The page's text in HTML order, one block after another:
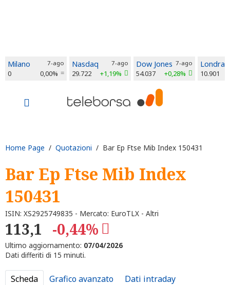
Milano 7-ago
0 0,00%
Nasdaq 7-ago
29.722 +1,19%
Dow Jones 7-ago
54.037 +0,28%
Londra
10.901
Home Page / Quotazioni / Bar Ep Ftse Mib Index 150431
Bar Ep Ftse Mib Index
150431
ISIN: XS2925749835 - Mercato: EuroTLX - Altri
113,1 -0,44%
Ultimo aggiornamento: 07/04/2026
Dati differiti di 15 minuti.
Scheda Grafico avanzato Dati intraday